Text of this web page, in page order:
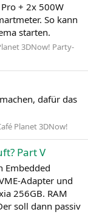
+ 2x 500W
So kann
starten.
3DNow! Party-
dafür das
Planet 3DNow!
Part V
Embedded
Adapter und
256GB. RAM
soll dann passiv